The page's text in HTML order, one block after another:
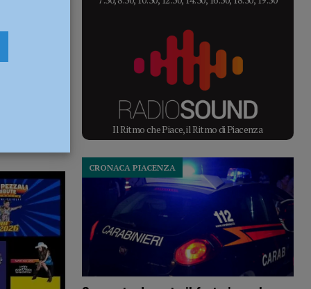
Il Ritmo che Piace, il Ritmo di Piacenza
CRONACA PIACENZA